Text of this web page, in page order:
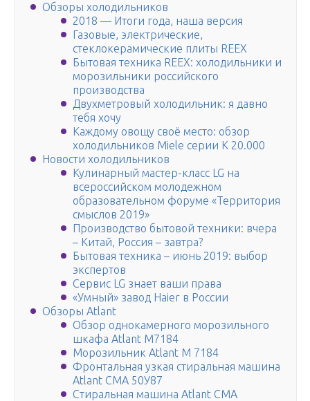
Обзоры холодильников
2018 — Итоги года, наша версия
Газовые, электрические,
стеклокерамические плиты REEX
Бытовая техника REEX: холодильники и
морозильники российского
производства
Двухметровый холодильник: я давно
тебя хочу
Каждому овощу своё место: обзор
холодильников Miele серии K 20.000
Новости холодильников
Кулинарный мастер-класс LG на
всероссийском молодежном
образовательном форуме «Территория
смыслов 2019»
Производство бытовой техники: вчера
– Китай, Россия – завтра?
Бытовая техника – июнь 2019: выбор
экспертов
Сервис LG знает ваши права
«Умный» завод Haier в России
Обзоры Atlant
Обзор однокамерного морозильного
шкафа Atlant M7184
Морозильник Atlant M 7184
Фронтальная узкая стиральная машина
Atlant СМА 50У87
Стиральная машина Atlant СМА